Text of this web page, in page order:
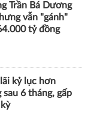
Trần Bá Dương
vẫn "gánh"
tỷ đồng
kỷ lục hơn
6 tháng, gấp